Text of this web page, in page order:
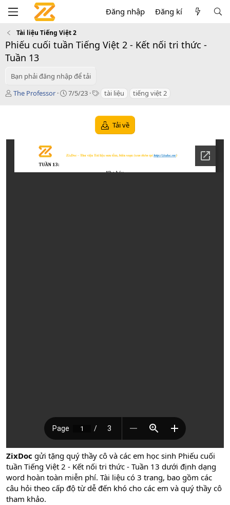
Đăng nhập Đăng kí
Tài liệu Tiếng Việt 2
Phiếu cuối tuần Tiếng Việt 2 - Kết nối tri thức -
Tuần 13
Bạn phải đăng nhập để tải
T
ả
The Professor
C
n
7/5/23
T tài liệu tiếng việt 2
Tải về
ZixDoc gửi tặng quý thầy cô và các em học sinh Phiếu cuối
tuần Tiếng Việt 2 - Kết nối tri thức - Tuần 13 dưới định dạng
word hoàn toàn miễn phí. Tài liệu có 3 trang, bao gồm các
câu hỏi theo cấp độ từ dễ đến khó cho các em và quý thầy cô
tham khảo.